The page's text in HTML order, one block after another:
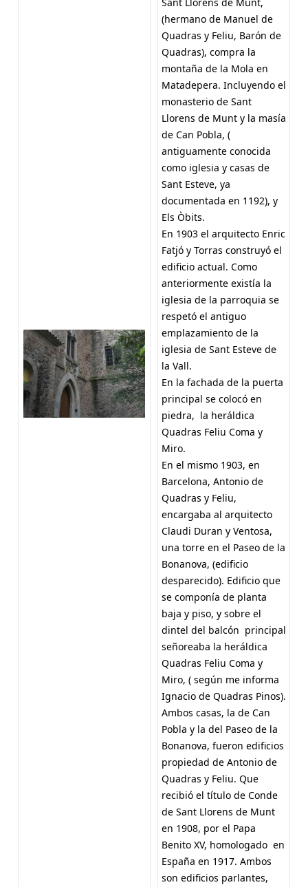
(hermano de Manuel de
Quadras y Feliu, Barón de
Quadras), compra la
montaña de la Mola en
Matadepera. Incluyendo el
monasterio de Sant
Llorens de Munt y la masía
de Can Pobla, (
antiguamente conocida
como iglesia y casas de
Sant Esteve, ya
documentada en 1192), y
Els Òbits.
En 1903 el arquitecto Enric
Fatjó y Torras construyó el
edificio actual. Como
anteriormente existía la
iglesia de la parroquia se
respetó el antiguo
emplazamiento de la
iglesia de Sant Esteve de
la Vall.
En la fachada de la puerta
principal se colocó en
piedra, la heráldica
Quadras Feliu Coma y
Miro.
En el mismo 1903, en
Barcelona, Antonio de
Quadras y Feliu,
encargaba al arquitecto
Claudi Duran y Ventosa,
una torre en el Paseo de la
Bonanova, (edificio
desparecido). Edificio que
se componía de planta
baja y piso, y sobre el
dintel del balcón principal
señoreaba la heráldica
Quadras Feliu Coma y
Miro, ( según me informa
Ignacio de Quadras Pinos).
Ambos casas, la de Can
Pobla y la del Paseo de la
Bonanova, fueron edificios
propiedad de Antonio de
Quadras y Feliu. Que
recibió el título de Conde
de Sant Llorens de Munt
en 1908, por el Papa
Benito XV, homologado en
España en 1917. Ambos
son edificios parlantes,